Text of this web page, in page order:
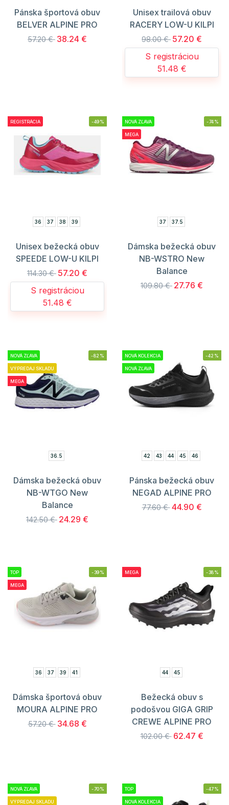
Pánska športová obuv
BELVER ALPINE PRO
57.20 € 38.24 €
Unisex trailová obuv
RACERY LOW-U KILPI
98.00 € 57.20 €
S registráciou
51.48 €
REGISTRÁCIA -49%
36 37 38 39
Unisex bežecká obuv
SPEEDE LOW-U KILPI
114.30 € 57.20 €
S registráciou
51.48 €
NOVÁ ZĽAVA
MEGA
-74%
37 37.5
Dámska bežecká obuv
NB-WSTRO New
Balance
109.80 € 27.76 €
NOVÁ ZĽAVA
VÝPREDAJ SKLADU
MEGA
-82%
36.5
Dámska bežecká obuv
NB-WTGO New
Balance
142.50 € 24.29 €
NOVÁ KOLEKCIA
NOVÁ ZĽAVA
-42%
42 43 44 45 46
Pánska bežecká obuv
NEGAD ALPINE PRO
77.60 € 44.90 €
TOP
MEGA
-39%
36 37 39 41
Dámska športová obuv
MOURA ALPINE PRO
57.20 € 34.68 €
MEGA -38%
44 45
Bežecká obuv s
podošvou GIGA GRIP
CREWE ALPINE PRO
102.00 € 62.47 €
NOVÁ ZĽAVA
VÝPREDAJ SKLADU
-70% TOP
NOVÁ KOLEKCIA
-47%